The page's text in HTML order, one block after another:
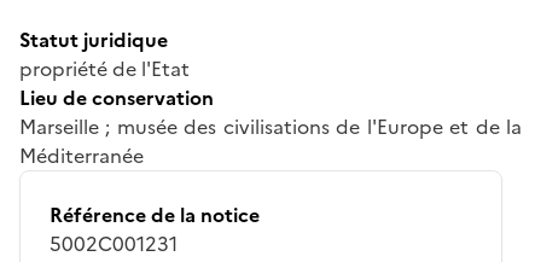
Statut juridique
propriété de l'Etat
Lieu de conservation
Marseille ; musée des civilisations de l'Europe et de la
Méditerranée
Référence de la notice
5002C001231